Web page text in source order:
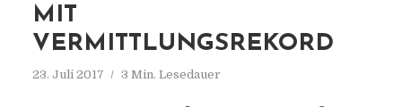
MIT
VERMITTLUNGSREKORD
23. Juli 2017 3 Min. Lesedauer